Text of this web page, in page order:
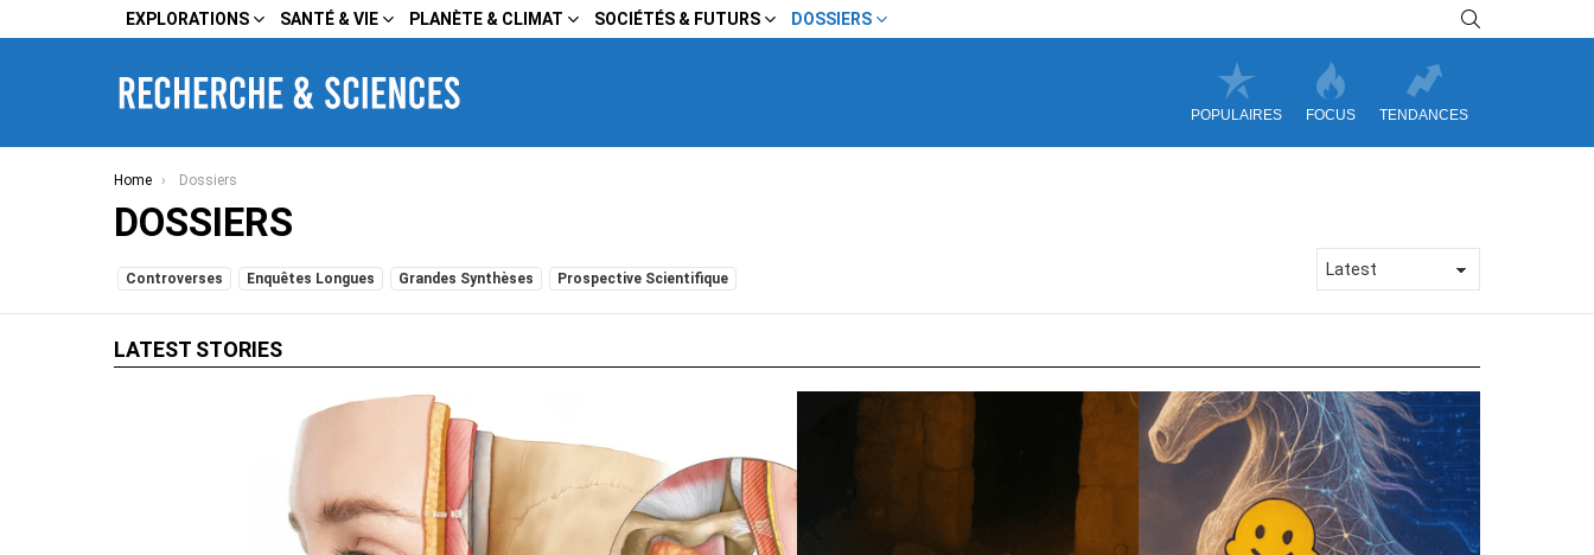
EXPLORATIONS SANTÉ & VIE PLANÈTE & CLIMAT SOCIÉTÉS & FUTURS DOSSIERS
POPULAIRES FOCUS TENDANCES
You are here:
Home Dossiers
DOSSIERS
SUBTERMS
Controverses Enquêtes Longues Grandes Synthèses Prospective Scientifique
LATEST STORIES